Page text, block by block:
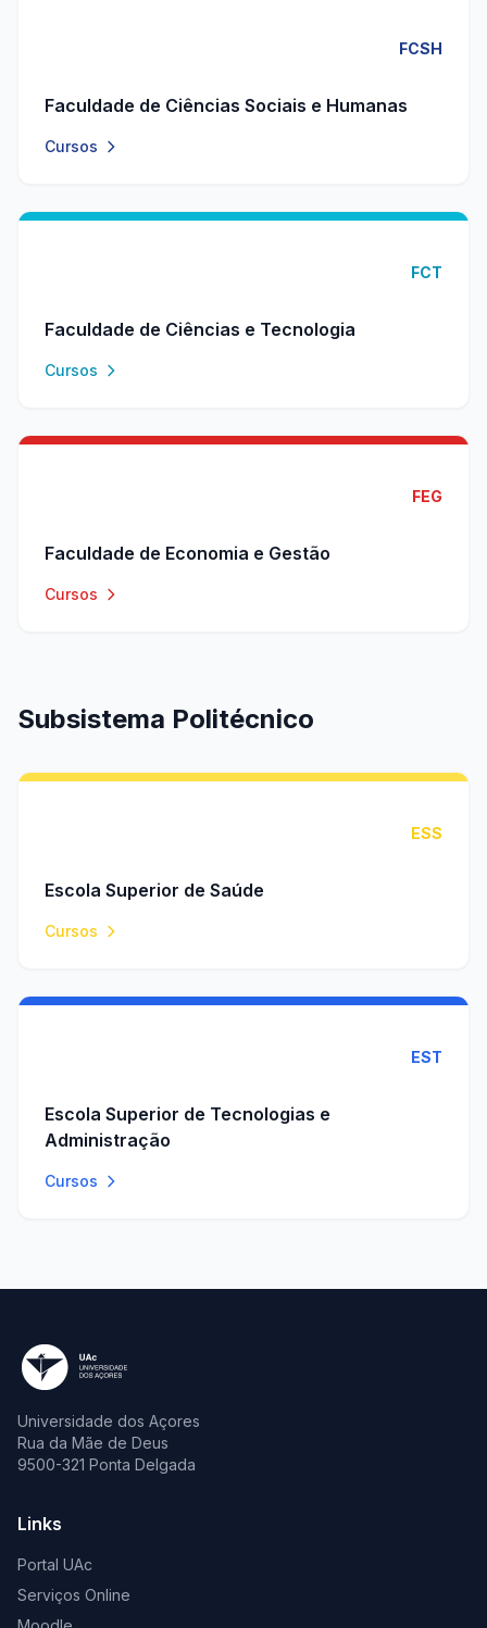
FCSH
Faculdade de Ciências Sociais e Humanas
Cursos
FCT
Faculdade de Ciências e Tecnologia
Cursos
FEG
Faculdade de Economia e Gestão
Cursos
Subsistema Politécnico
ESS
Escola Superior de Saúde
Cursos
EST
Escola Superior de Tecnologias e
Administração
Cursos
Universidade dos Açores
Rua da Mãe de Deus
9500-321 Ponta Delgada
Links
Portal UAc
Serviços Online